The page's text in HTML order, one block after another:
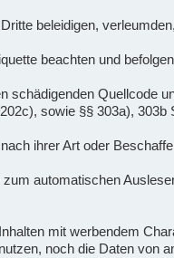
beleidigen,
beachten und
schädigenden Quellcode
sowie §§ 303a),
ihrer Art oder
automatischen
mit werbendem
noch die Daten von